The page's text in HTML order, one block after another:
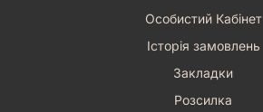
Особистий Кабінет
Історія замовлень
Закладки
Розсилка